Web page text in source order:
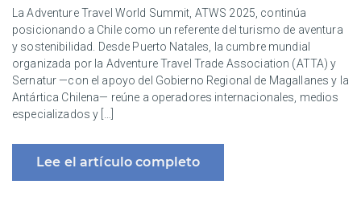
La Adventure Travel World Summit, ATWS 2025, continúa
posicionando a Chile como un referente del turismo de aventura
y sostenibilidad. Desde Puerto Natales, la cumbre mundial
organizada por la Adventure Travel Trade Association (ATTA) y
Sernatur —con el apoyo del Gobierno Regional de Magallanes y la
Antártica Chilena— reúne a operadores internacionales, medios
especializados y […]
Lee el artículo completo